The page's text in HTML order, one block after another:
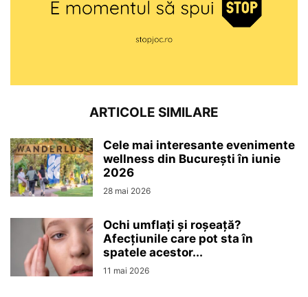
ARTICOLE SIMILARE
Cele mai interesante evenimente
wellness din București în iunie
2026
28 mai 2026
Ochi umflați și roșeață?
Afecțiunile care pot sta în
spatele acestor...
11 mai 2026